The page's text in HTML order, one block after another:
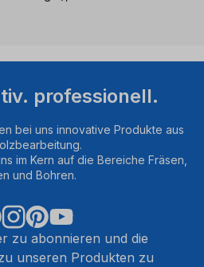
professionell.
bei uns innovative Produkte aus
im Kern auf die Bereiche Fräsen,
und Bohren.
zu abonnieren und die
unseren Produkten zu